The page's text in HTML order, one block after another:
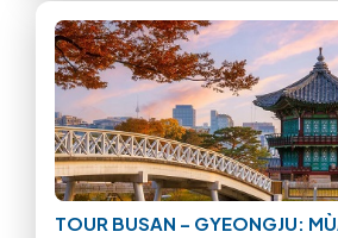
TOUR BUSAN – GYEONGJU: